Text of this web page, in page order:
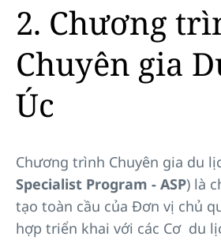
2. Chương
Chuyên gia
Úc
Chương trình Chuyên gia du
Specialist Program - ASP) là
tạo toàn cầu của Đơn vị chủ
hợp triển khai với các Cơ du